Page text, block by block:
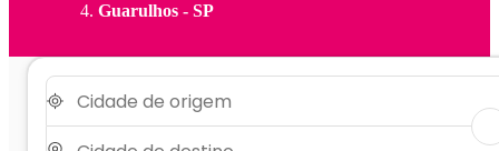
Guarulhos - SP